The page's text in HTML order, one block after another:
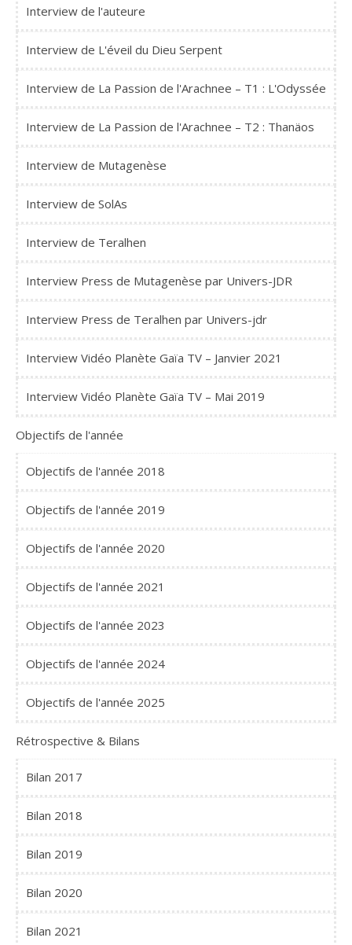
Interview de l'auteure
Interview de L'éveil du Dieu Serpent
Interview de La Passion de l'Arachnee – T1 : L'Odyssée
Interview de La Passion de l'Arachnee – T2 : Thanäos
Interview de Mutagenèse
Interview de SolAs
Interview de Teralhen
Interview Press de Mutagenèse par Univers-JDR
Interview Press de Teralhen par Univers-jdr
Interview Vidéo Planète Gaïa TV – Janvier 2021
Interview Vidéo Planète Gaïa TV – Mai 2019
Objectifs de l'année
Objectifs de l'année 2018
Objectifs de l'année 2019
Objectifs de l'année 2020
Objectifs de l'année 2021
Objectifs de l'année 2023
Objectifs de l'année 2024
Objectifs de l'année 2025
Rétrospective & Bilans
Bilan 2017
Bilan 2018
Bilan 2019
Bilan 2020
Bilan 2021